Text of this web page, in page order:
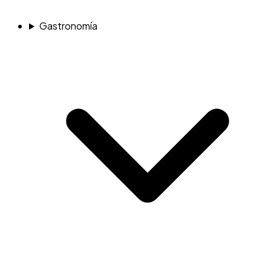
Gastronomía